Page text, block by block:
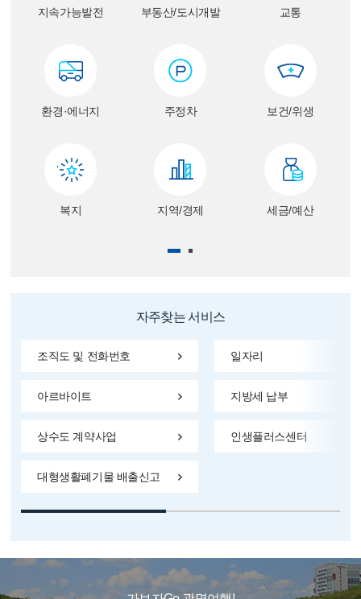
지속가능발전 부동산/도시개발 교통
환경·에너지 주정차 보건/위생
복지 지역/경제 세금/예산
자주찾는 서비스
조직도 및 전화번호
아르바이트
상수도 계약사업
대형생활폐기물 배출신고
일자리
지방세 납부
인생플러스센터